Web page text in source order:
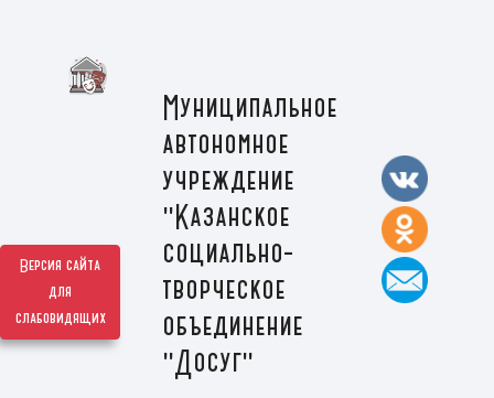
Версия сайта
для
слабовидящих
Муниципальное
автономное
учреждение
"Казанское
социально-
творческое
объединение
"Досуг"